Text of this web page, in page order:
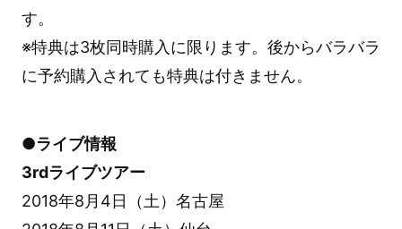
す。
※特典は3枚同時購入に限ります。後からバラバラ
に予約購入されても特典は付きません。
●ライブ情報
3rdライブツアー
2018年8月4日（土）名古屋